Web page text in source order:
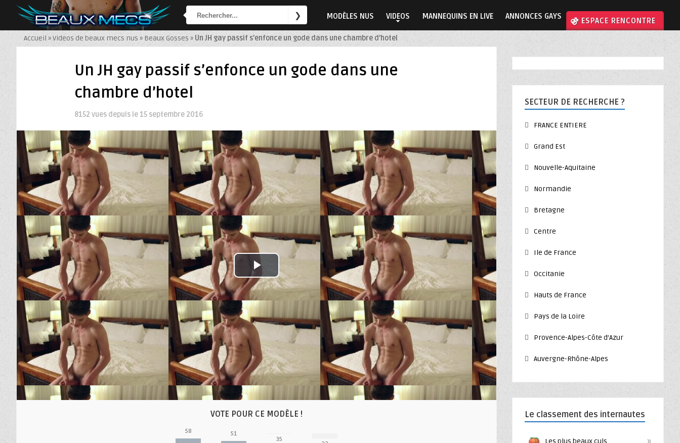
MODÈLES NUS VIDEOS MANNEQUINS EN LIVE ANNONCES GAYS ⚣ ESPACE RENCONTRE
Accueil »Videos de beaux mecs nus » Beaux Gosses » Un JH gay passif s’enfonce un gode dans une chambre d’hotel
Un JH gay passif s’enfonce un gode dans une
chambre d’hotel
8152 vues depuis le 15 septembre 2016
Play
Video
VOTE POUR CE MODÈLE !
58 51
35
SECTEUR DE RECHERCHE ?
FRANCE ENTIERE
Grand Est
Nouvelle-Aquitaine
Normandie
Bretagne
Centre
Ile de France
Occitanie
Hauts de France
Pays de la Loire
Provence-Alpes-Côte d’Azur
Auvergne-Rhône-Alpes
Le classement des internautes
Les plus beaux culs